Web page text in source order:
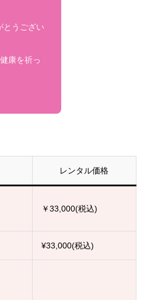
とうござい
康を祈っ
レンタル価格
￥33,000(税込)
¥33,000(税込)